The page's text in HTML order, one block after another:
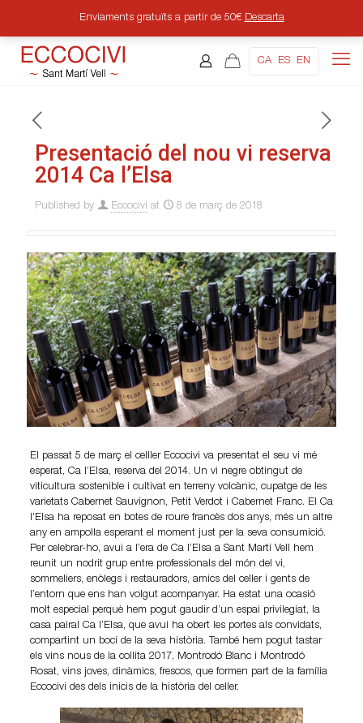
CA ES EN
Presentació del nou vi reserva
2014 Ca l’Elsa
Published by Eccocivi at 8 de març de 2018
El passat 5 de març el celller Eccocivi va presentat el seu vi mé
esperat, Ca l’Elsa, reserva del 2014. Un vi negre obtingut de
viticultura sostenible i cultivat en terreny volcànic, cupatge de les
varietats Cabernet Sauvignon, Petit Verdot i Cabernet Franc. El Ca
l’Elsa ha reposat en botes de roure francès dos anys, més un altre
any en ampolla esperant el moment just per la seva consumició.
Per celebrar-ho, avui a l’era de Ca l’Elsa a Sant Martí Vell hem
reunit un nodrit grup entre professionals del món del vi,
sommeliers, enòlegs i restauradors, amics del celler i gents de
l’entorn que ens han volgut acompanyar. Ha estat una ocasió
molt especial perquè hem pogut gaudir d’un espai privilegiat, la
casa pairal Ca l’Elsa, que avui ha obert les portes als convidats,
compartint un bocí de la seva història. També hem pogut tastar
els vins nous de la collita 2017, Montrodó Blanc i Montrodó
Rosat, vins joves, dinàmics, frescos, que formen part de la família
Eccocivi des dels inicis de la història del celler.
Enviaments gratuïts a partir de 50€ Descarta